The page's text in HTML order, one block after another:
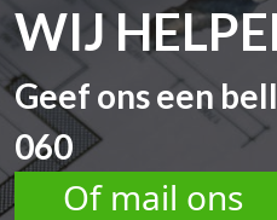
WIJ
Geef ons een
060
Of mail ons